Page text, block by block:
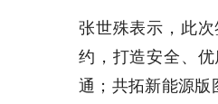
张世殊表示，此
约，打造安全、
通；共拓新能源版